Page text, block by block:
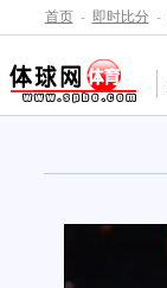
首页 - 即时比分 -